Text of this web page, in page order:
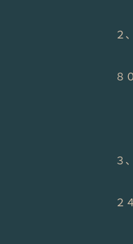
２
８
３
２